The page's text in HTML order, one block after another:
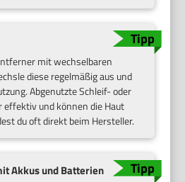
mit wechselbaren
diese regelmäßig aus und
Abgenutzte Schleif- oder
effektiv und können die Haut
du oft direkt beim Hersteller.
Akkus und Batterien